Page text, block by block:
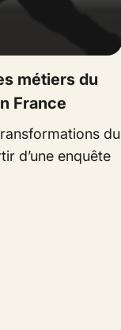
métiers du
France
du
d’une enquête